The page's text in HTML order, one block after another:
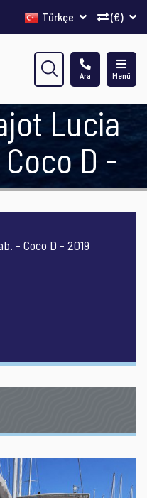
(€)
Türkçe
Menü
Ara
Lucia
D -
- Coco D - 2019